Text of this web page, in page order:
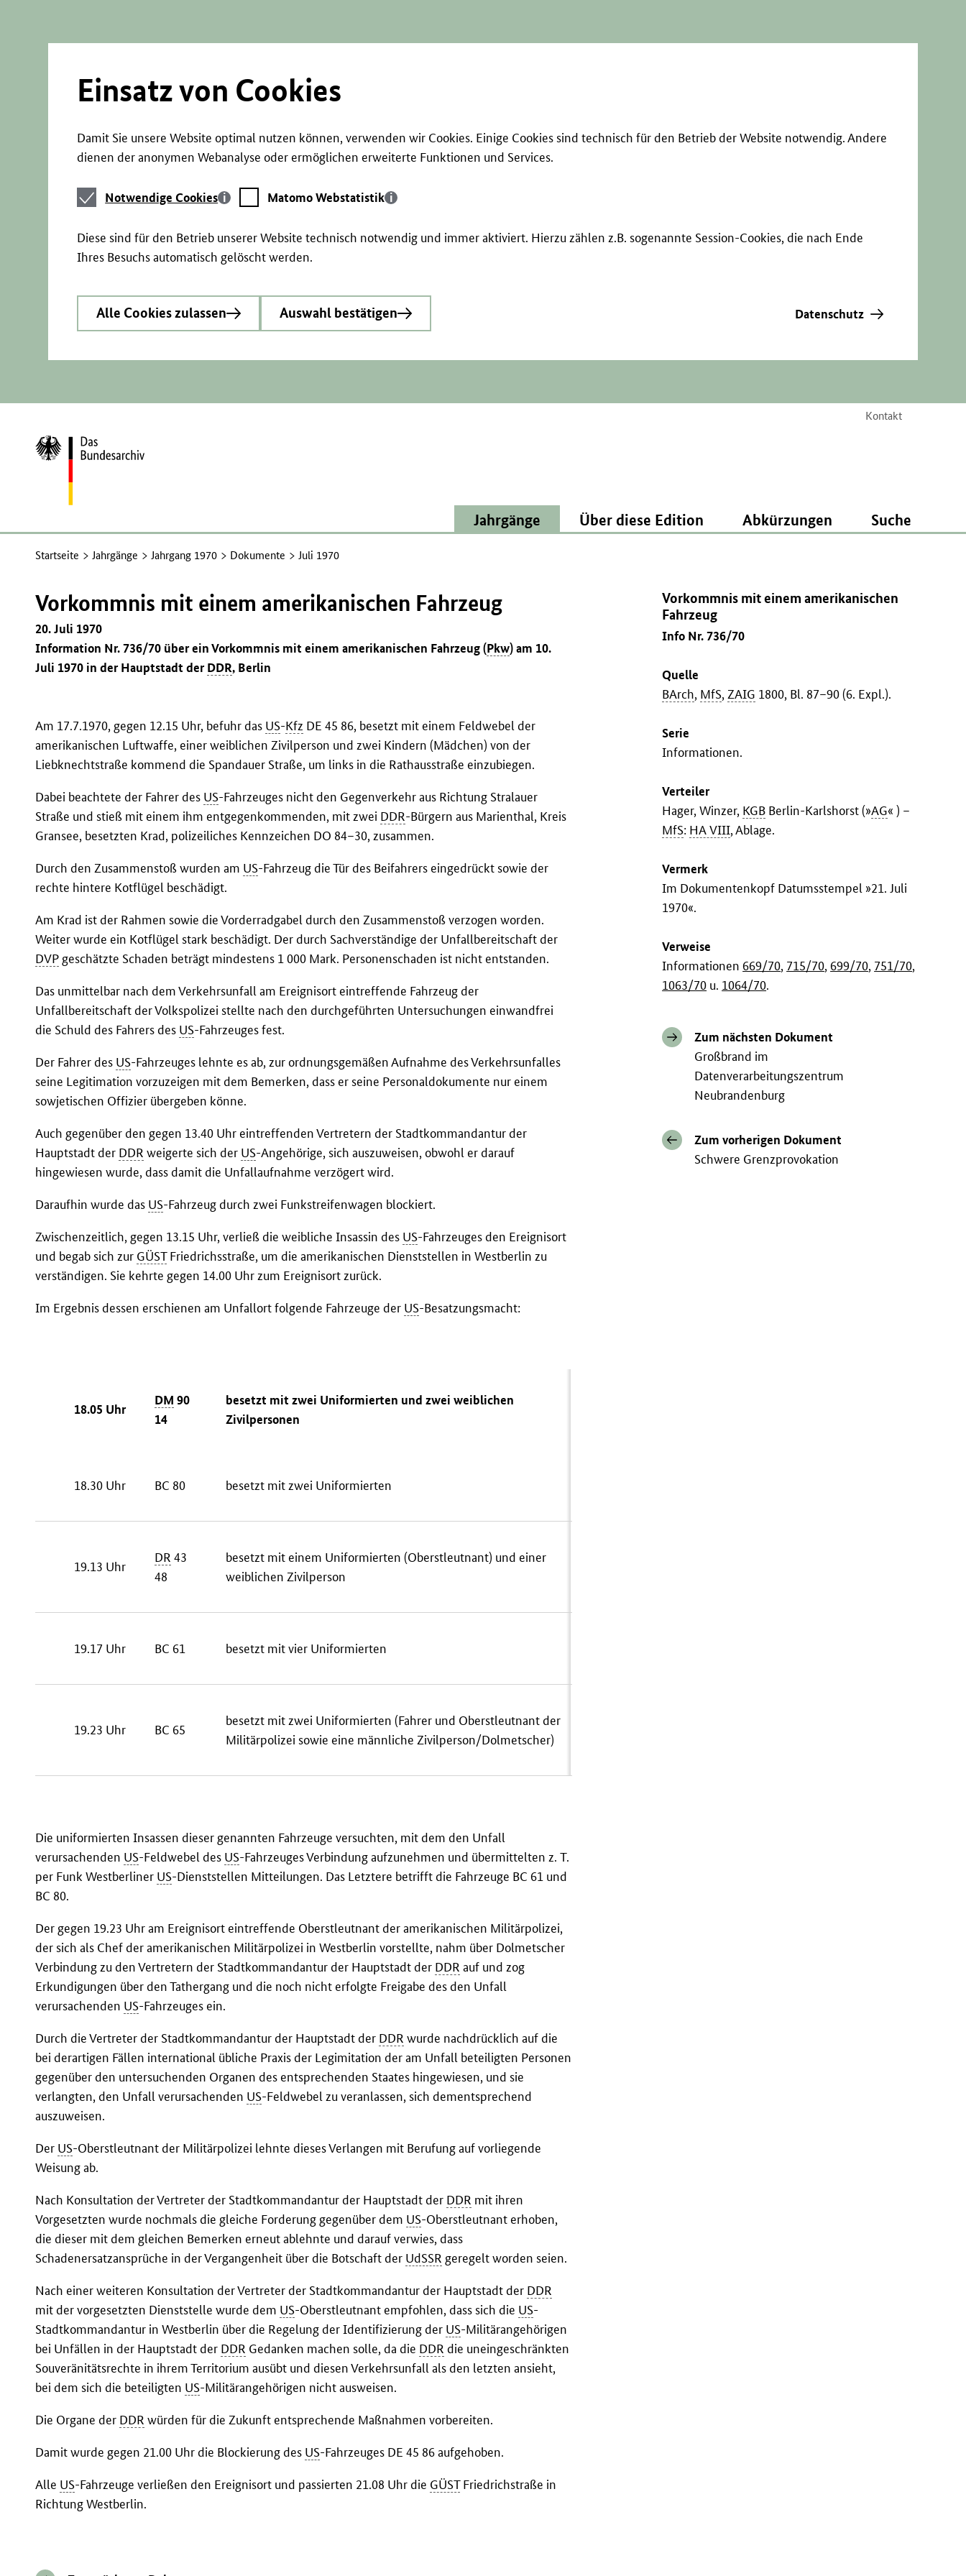
Einsatz von Cookies
Damit Sie unsere Website optimal nutzen können, verwenden wir Cookies. Einige Cookies sind technisch für den Betrieb der Website notwendig. Andere
dienen der anonymen Webanalyse oder ermöglichen erweiterte Funktionen und Services.
Notwendige
Cookies
Notwendige Cookies
Matomo
Webstatistik
Matomo Webstatistik
Diese sind für den Betrieb unserer Website technisch notwendig und immer aktiviert. Hierzu zählen z.B. sogenannte Session-Cookies, die nach Ende
Ihres Besuchs automatisch gelöscht werden.
Alle Cookies zulassen Auswahl bestätigen Datenschutz
Kontakt
Zur
Startseite
Jahrgänge Über diese Edition Abkürzungen Suche
Startseite Jahrgänge Jahrgang 1970 Dokumente Juli 1970
Vorkommnis mit einem amerikanischen
Fahrzeug
Info Nr. 736/70
Quelle
BArch, MfS,ZAIG 1800, Bl. 87–90 (6. Expl.).
Serie
Informationen.
Verteiler
Hager, Winzer, KGB Berlin-Karlshorst (»AG« ) –
MfS: HA VIII, Ablage.
Vermerk
Im Dokumentenkopf Datumsstempel »21. Juli
1970«.
Verweise
Informationen669/70, 715/70,699/70, 751/70,
1063/70 u. 1064/70.
Zum nächsten Dokument
Großbrand im
Datenverarbeitungszentrum
Neubrandenburg
Zum vorherigen Dokument
Schwere Grenzprovokation
Vorkommnis mit einem amerikanischen Fahrzeug
20. Juli 1970
Information Nr. 736/70 über ein Vorkommnis mit einem amerikanischen Fahrzeug (Pkw) am 10.
Juli 1970 in der Hauptstadt derDDR, Berlin
Am 17.7.1970, gegen 12.15 Uhr, befuhr das US-Kfz DE 45 86, besetzt mit einem Feldwebel der
amerikanischen Luftwaffe, einer weiblichen Zivilperson und zwei Kindern (Mädchen) von der
Liebknechtstraße kommend die Spandauer Straße, um links in die Rathausstraße einzubiegen.
Dabei beachtete der Fahrer des US-Fahrzeuges nicht den Gegenverkehr aus Richtung Stralauer
Straße und stieß mit einem ihm entgegenkommenden, mit zwei DDR-Bürgern aus Marienthal, Kreis
Gransee, besetzten Krad, polizeiliches Kennzeichen DO 84–30, zusammen.
Durch den Zusammenstoß wurden am US-Fahrzeug die Tür des Beifahrers eingedrückt sowie der
rechte hintere Kotflügel beschädigt.
Am Krad ist der Rahmen sowie die Vorderradgabel durch den Zusammenstoß verzogen worden.
Weiter wurde ein Kotflügel stark beschädigt. Der durch Sachverständige der Unfallbereitschaft der
DVP geschätzte Schaden beträgt mindestens 1 000 Mark. Personenschaden ist nicht entstanden.
Das unmittelbar nach dem Verkehrsunfall am Ereignisort eintreffende Fahrzeug der
Unfallbereitschaft der Volkspolizei stellte nach den durchgeführten Untersuchungen einwandfrei
die Schuld des Fahrers des US-Fahrzeuges fest.
Der Fahrer des US-Fahrzeuges lehnte es ab, zur ordnungsgemäßen Aufnahme des Verkehrsunfalles
seine Legitimation vorzuzeigen mit dem Bemerken, dass er seine Personaldokumente nur einem
sowjetischen Offizier übergeben könne.
Auch gegenüber den gegen 13.40 Uhr eintreffenden Vertretern der Stadtkommandantur der
Hauptstadt der DDR weigerte sich der US-Angehörige, sich auszuweisen, obwohl er darauf
hingewiesen wurde, dass damit die Unfallaufnahme verzögert wird.
Daraufhin wurde das US-Fahrzeug durch zwei Funkstreifenwagen blockiert.
Zwischenzeitlich, gegen 13.15 Uhr, verließ die weibliche Insassin des US-Fahrzeuges den Ereignisort
und begab sich zur GÜSTFriedrichsstraße, um die amerikanischen Dienststellen in Westberlin zu
verständigen. Sie kehrte gegen 14.00 Uhr zum Ereignisort zurück.
Im Ergebnis dessen erschienen am Unfallort folgende Fahrzeuge der US-Besatzungsmacht:
18.05 Uhr
DM 90
14
besetzt mit zwei Uniformierten und zwei weiblichen
Zivilpersonen
18.30 Uhr BC 80 besetzt mit zwei Uniformierten
19.13 Uhr
DR 43
48
besetzt mit einem Uniformierten (Oberstleutnant) und einer
weiblichen Zivilperson
19.17 Uhr BC 61 besetzt mit vier Uniformierten
19.23 Uhr BC 65
besetzt mit zwei Uniformierten (Fahrer und Oberstleutnant der
Militärpolizei sowie eine männliche Zivilperson/Dolmetscher)
Die uniformierten Insassen dieser genannten Fahrzeuge versuchten, mit dem den Unfall
verursachenden US-Feldwebel des US-Fahrzeuges Verbindung aufzunehmen und übermittelten z. T.
per Funk Westberliner US-Dienststellen Mitteilungen. Das Letztere betrifft die Fahrzeuge BC 61 und
BC 80.
Der gegen 19.23 Uhr am Ereignisort eintreffende Oberstleutnant der amerikanischen Militärpolizei,
der sich als Chef der amerikanischen Militärpolizei in Westberlin vorstellte, nahm über Dolmetscher
Verbindung zu den Vertretern der Stadtkommandantur der Hauptstadt der DDR auf und zog
Erkundigungen über den Tathergang und die noch nicht erfolgte Freigabe des den Unfall
verursachenden US-Fahrzeuges ein.
Durch die Vertreter der Stadtkommandantur der Hauptstadt der DDR wurde nachdrücklich auf die
bei derartigen Fällen international übliche Praxis der Legimitation der am Unfall beteiligten Personen
gegenüber den untersuchenden Organen des entsprechenden Staates hingewiesen, und sie
verlangten, den Unfall verursachenden US-Feldwebel zu veranlassen, sich dementsprechend
auszuweisen.
Der US-Oberstleutnant der Militärpolizei lehnte dieses Verlangen mit Berufung auf vorliegende
Weisung ab.
Nach Konsultation der Vertreter der Stadtkommandantur der Hauptstadt der DDR mit ihren
Vorgesetzten wurde nochmals die gleiche Forderung gegenüber dem US-Oberstleutnant erhoben,
die dieser mit dem gleichen Bemerken erneut ablehnte und darauf verwies, dass
Schadenersatzansprüche in der Vergangenheit über die Botschaft der UdSSR geregelt worden seien.
Nach einer weiteren Konsultation der Vertreter der Stadtkommandantur der Hauptstadt der DDR
mit der vorgesetzten Dienststelle wurde dem US-Oberstleutnant empfohlen, dass sich die US-
Stadtkommandantur in Westberlin über die Regelung der Identifizierung der US-Militärangehörigen
bei Unfällen in der Hauptstadt der DDR Gedanken machen solle, da die DDR die uneingeschränkten
Souveränitätsrechte in ihrem Territorium ausübt und diesen Verkehrsunfall als den letzten ansieht,
bei dem sich die beteiligten US-Militärangehörigen nicht ausweisen.
Die Organe der DDR würden für die Zukunft entsprechende Maßnahmen vorbereiten.
Damit wurde gegen 21.00 Uhr die Blockierung des US-Fahrzeuges DE 45 86 aufgehoben.
Alle US-Fahrzeuge verließen den Ereignisort und passierten 21.08 Uhr die GÜSTFriedrichstraße in
Richtung Westberlin.